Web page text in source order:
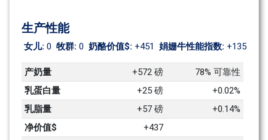
生产性能
女儿: 0 牧群: 0 奶酪价值$: +451 娟姗牛性能指数: +135
产奶量 +572 磅
78% 可靠性
乳蛋白量
+25 磅
+0.02%
乳脂量
+57 磅
+0.14%
净价值$
+437